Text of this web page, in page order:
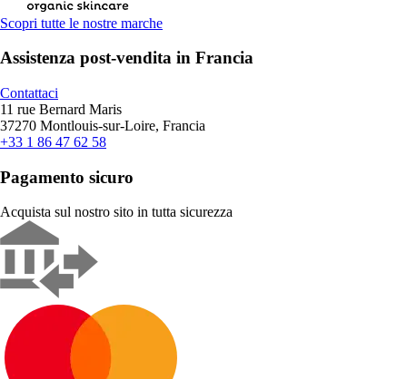
Scopri tutte le nostre marche
Assistenza post-vendita in Francia
Contattaci
11 rue Bernard Maris
37270 Montlouis-sur-Loire, Francia
+33 1 86 47 62 58
Pagamento sicuro
Acquista sul nostro sito in tutta sicurezza